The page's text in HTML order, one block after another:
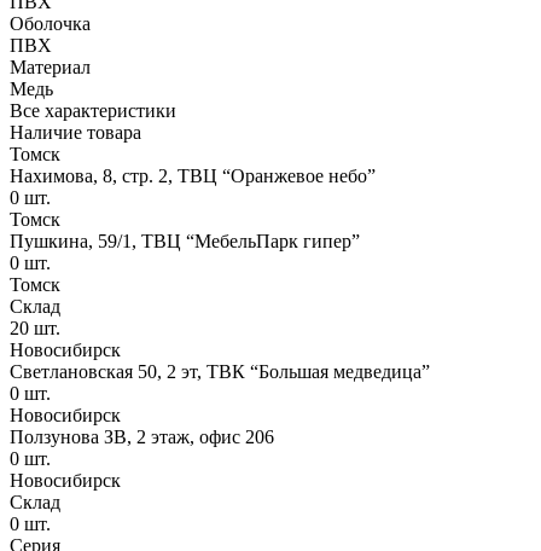
Оболочка
ПВХ
Материал
Медь
Все характеристики
Наличие товара
Томск
Нахимова, 8, стр. 2​, ТВЦ “Оранжевое небо​”
0 шт.
Томск
Пушкина, 59/1, ТВЦ “МебельПарк гипер”
0 шт.
Томск
Склад
20 шт.
Новосибирск
Светлановская 50, 2 эт, ТВК “Большая медведица”
0 шт.
Новосибирск
Ползунова ЗВ, 2 этаж, офис 206
0 шт.
Новосибирск
Склад
0 шт.
Серия